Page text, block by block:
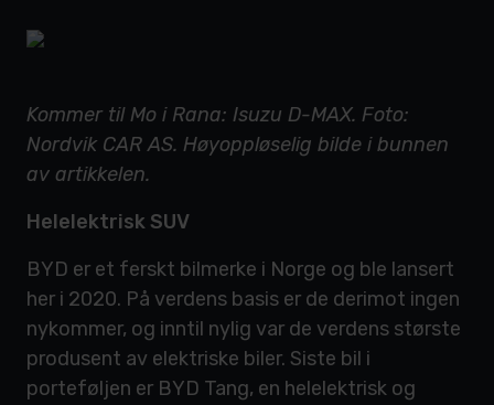
Kommer til Mo i Rana: Isuzu D-MAX. Foto:
Nordvik CAR AS. Høyoppløselig bilde i bunnen
av artikkelen.
Helelektrisk SUV
BYD er et ferskt bilmerke i Norge og ble lansert
her i 2020. På verdens basis er de derimot ingen
nykommer, og inntil nylig var de verdens største
produsent av elektriske biler. Siste bil i
porteføljen er BYD Tang, en helelektrisk og